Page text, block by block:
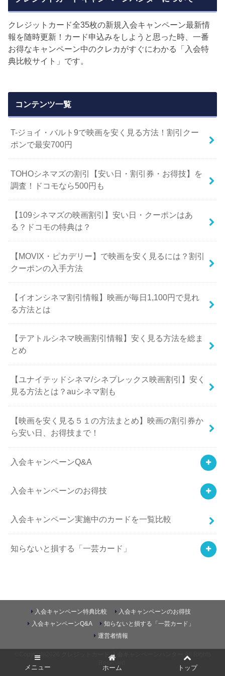
クレジットカード全35枚の新規入会キャンペーン最新情
報を随時更新！カード申込みをしようと思った時、一番
お得なキャンペーン中のクレカがすぐにわかる「入会特
典比較サイト」です。
コンテンツ一覧
T-ジョイ・バルト9で映画を安く見る方法！割引クー
ポンで最安700円
TOHOシネマズの割引【安い日・割引券・お得技】を
調査！ドコモなら500円も
【109シネマズの映画割引】安い日・クーポンはあ
る？ドコモの特典は？
【MOVIX・ピカデリー】で映画を安く見るには？割引
クーポンの入手方法
【イオンシネマ割引情報】映画が毎日1,100円で見れ
る方法とは
【テアトルシネマ映画割引情報】安く見る方法を総ま
とめ
【ユナイテッドシネマ/シネプレックス映画割引】安く
見る方法とは？auシネマ割も
【映画を安く見る５１の方法まとめ】映画の割引券か
ら安い日、お得技まで！
入会キャンペーンQ&A
入会キャンペーンのお得技
入会キャンペーン実施中のカードを一覧比較
知らないと損する「一芸カード」
入会キャンペーン特典比較
入会キャンペーンのお得技
入会キャンペーンQ&A
知らないと損する「一芸カード」
運営者情報
©Copyright2026 クレジットカード 入会キャンペーンハンター
.All Rights
メニュー ホーム トップ